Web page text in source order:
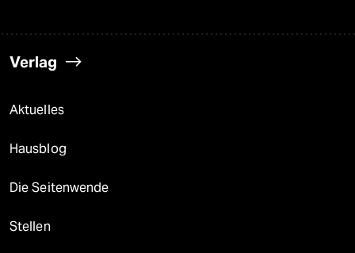
Verlag
Aktuelles
Hausblog
Die Seitenwende
Stellen